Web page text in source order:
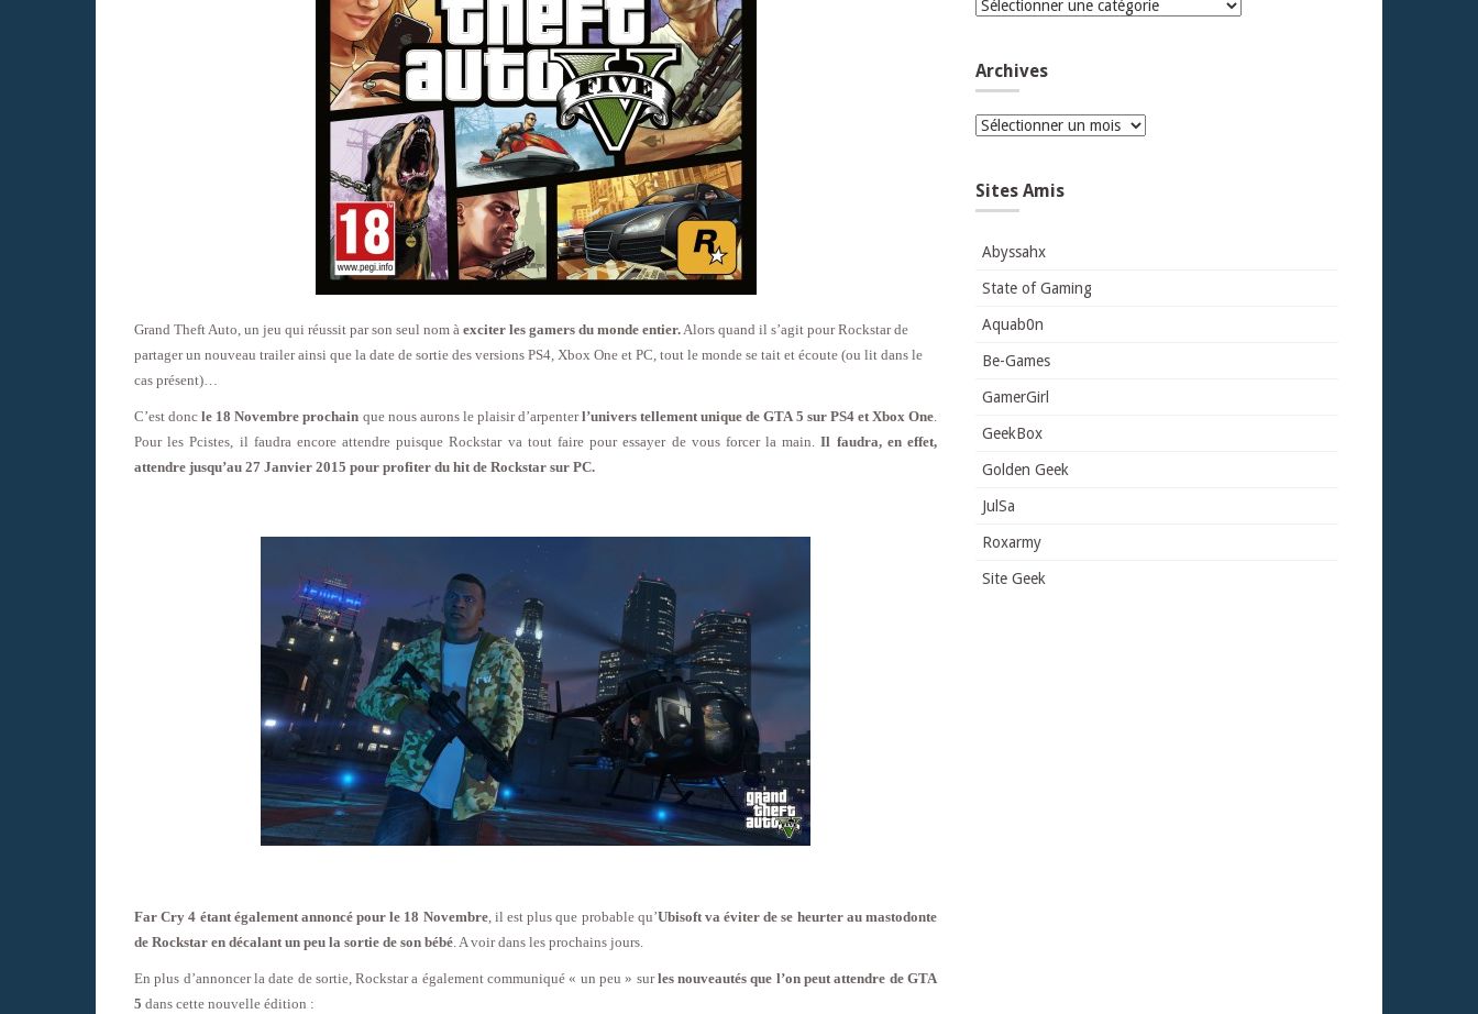
Grand Theft Auto, un jeu qui réussit par son seul nom à exciter les gamers du monde entier. Alors quand il s’agit pour Rockstar de
partager un nouveau trailer ainsi que la date de sortie des versions PS4, Xbox One et PC, tout le monde se tait et écoute (ou lit dans le
cas présent)…
C’est doncle 18 Novembre prochain que nous aurons le plaisir d’arpenterl’univers tellement unique de GTA 5 sur PS4 et Xbox One
Pour les Pcistes, il faudra encore attendre puisque Rockstar va tout faire pour essayer de vous forcer la main. Il faudra, en effet,
attendre jusqu’au 27 Janvier 2015 pour profiter du hit de Rockstar sur PC.
Far Cry 4 étant également annoncé pour le 18 Novembre, il est plus que probable qu’Ubisoft va éviter de se heurter au mastodonte
de Rockstar en décalant un peu la sortie de son bébé. A voir dans les prochains jours.
En plus d’annoncer la date de sortie, Rockstar a également communiqué « un peu » surles nouveautés que l’on peut attendre de GTA
5 dans cette nouvelle édition :
Catégories
Archives
Archives
Sites Amis
Abyssahx
State of Gaming
Aquab0n
Be-Games
GamerGirl
GeekBox
Golden Geek
JulSa
Roxarmy
Site Geek